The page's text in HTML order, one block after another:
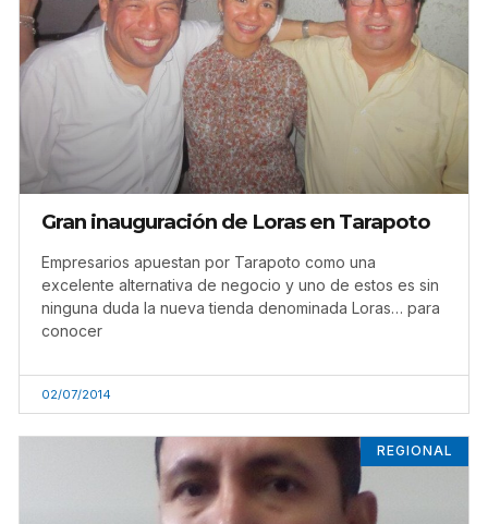
Gran inauguración de Loras en Tarapoto
Empresarios apuestan por Tarapoto como una
excelente alternativa de negocio y uno de estos es sin
ninguna duda la nueva tienda denominada Loras… para
conocer
02/07/2014
REGIONAL